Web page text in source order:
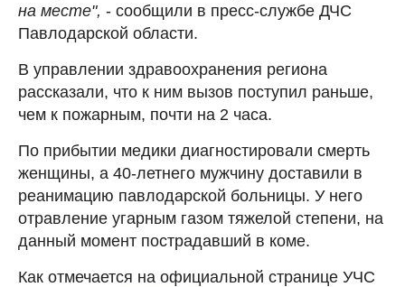
на месте", - сообщили в пресс-службе ДЧС
Павлодарской области.
В управлении здравоохранения региона
рассказали, что к ним вызов поступил раньше,
чем к пожарным, почти на 2 часа.
По прибытии медики диагностировали смерть
женщины, а 40-летнего мужчину доставили в
реанимацию павлодарской больницы. У него
отравление угарным газом тяжелой степени, на
данный момент пострадавший в коме.
Как отмечается на официальной странице УЧС